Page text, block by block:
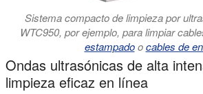
Sistema compacto de limpieza por
WTC950, por ejemplo, para limpiar
estampadoocables de
Ondas ultrasónicas de alta
limpieza eficaz en línea